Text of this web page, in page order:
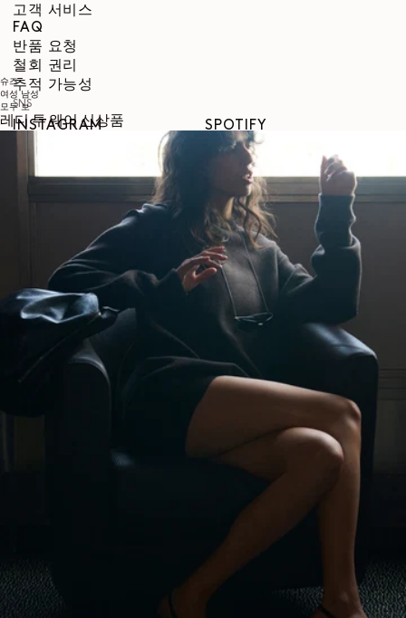
슈즈
여성 남성
모두 보
레디 투 웨어 신상품
고객 서비스
FAQ
반품 요청
철회 권리
추적 가능성
SNS
INSTAGRAM
LINKEDIN
FACEBOOK
SPOTIFY
WEIBO
PINTEREST
YOUTUBE
개인정보 보호정책
법적 고지
성평등지수
COOKIES SETTINGS